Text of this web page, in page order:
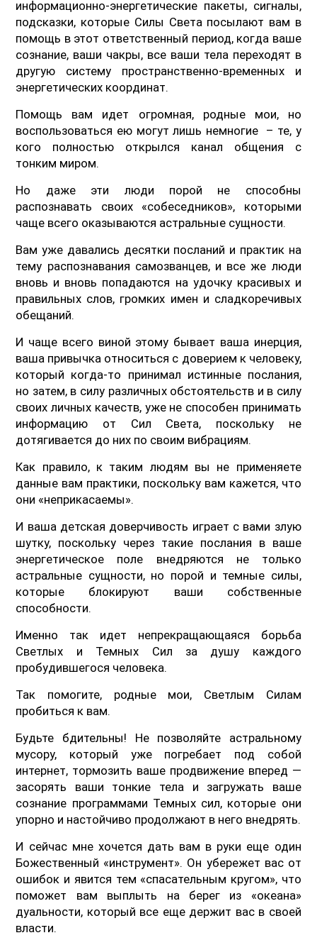
информационно-энергетические пакеты, сигналы,
подсказки, которые Силы Света посылают вам в
помощь в этот ответственный период, когда ваше
сознание, ваши чакры, все ваши тела переходят в
другую систему пространственно-временных и
энергетических координат.
Помощь вам идет огромная, родные мои, но
воспользоваться ею могут лишь немногие – те, у
кого полностью открылся канал общения с
тонким миром.
Но даже эти люди порой не способны
распознавать своих «собеседников», которыми
чаще всего оказываются астральные сущности.
Вам уже давались десятки посланий и практик на
тему распознавания самозванцев, и все же люди
вновь и вновь попадаются на удочку красивых и
правильных слов, громких имен и сладкоречивых
обещаний.
И чаще всего виной этому бывает ваша инерция,
ваша привычка относиться с доверием к человеку,
который когда-то принимал истинные послания,
но затем, в силу различных обстоятельств и в силу
своих личных качеств, уже не способен принимать
информацию от Сил Света, поскольку не
дотягивается до них по своим вибрациям.
Как правило, к таким людям вы не применяете
данные вам практики, поскольку вам кажется, что
они «неприкасаемы».
И ваша детская доверчивость играет с вами злую
шутку, поскольку через такие послания в ваше
энергетическое поле внедряются не только
астральные сущности, но порой и темные силы,
которые блокируют ваши собственные
способности.
Именно так идет непрекращающаяся борьба
Светлых и Темных Сил за душу каждого
пробудившегося человека.
Так помогите, родные мои, Светлым Силам
пробиться к вам.
Будьте бдительны! Не позволяйте астральному
мусору, который уже погребает под собой
интернет, тормозить ваше продвижение вперед —
засорять ваши тонкие тела и загружать ваше
сознание программами Темных сил, которые они
упорно и настойчиво продолжают в него внедрять.
И сейчас мне хочется дать вам в руки еще один
Божественный «инструмент». Он убережет вас от
ошибок и явится тем «спасательным кругом», что
поможет вам выплыть на берег из «океана»
дуальности, который все еще держит вас в своей
власти.